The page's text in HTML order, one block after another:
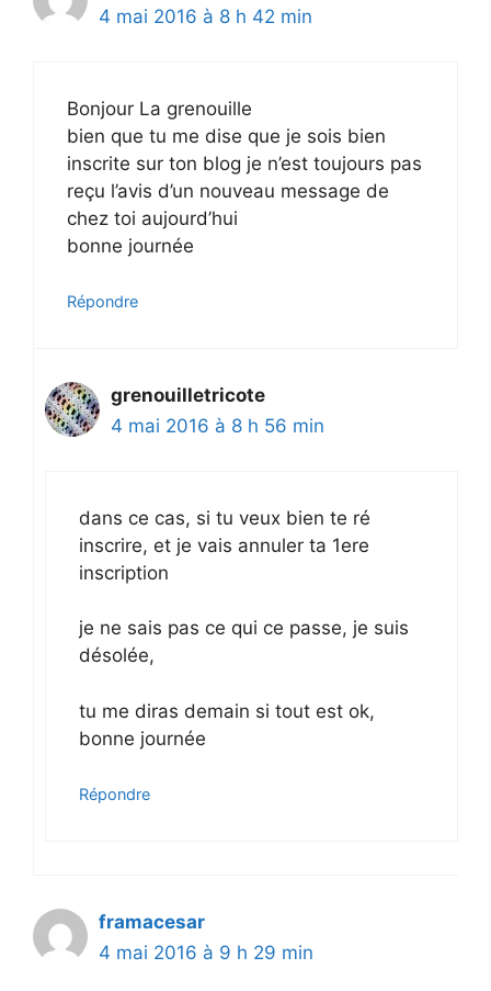
4 mai 2016 à 8 h 42 min
Bonjour La grenouille
bien que tu me dise que je sois bien
inscrite sur ton blog je n’est toujours pas
reçu l’avis d’un nouveau message de
chez toi aujourd’hui
bonne journée
Répondre
grenouilletricote
4 mai 2016 à 8 h 56 min
dans ce cas, si tu veux bien te ré
inscrire, et je vais annuler ta 1ere
inscription
je ne sais pas ce qui ce passe, je suis
désolée,
tu me diras demain si tout est ok,
bonne journée
Répondre
framacesar
4 mai 2016 à 9 h 29 min